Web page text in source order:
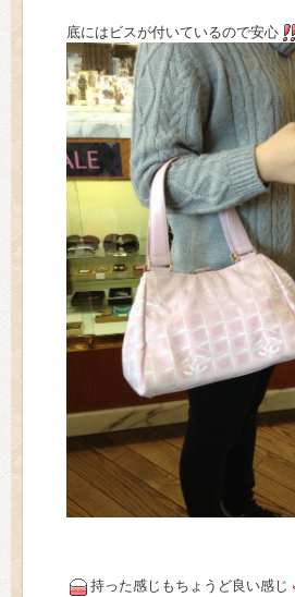
底にはビスが付いているので安心
持った感じもちょうど良い感じ